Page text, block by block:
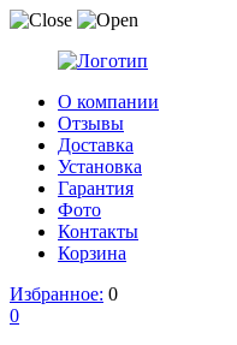
О компании
Отзывы
Доставка
Установка
Гарантия
Фото
Контакты
Корзина
Избранное: 0
0